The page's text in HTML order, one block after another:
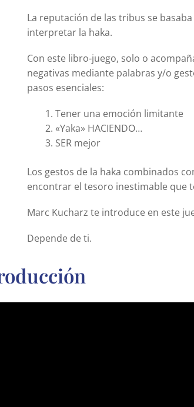
La reputación de las tribus se
interpretar la haka.
Con este libro-juego, solo o
negativas mediante palabras y/o
pasos esenciales:
Tener una emoción limitante
«Yaka» HACIENDO…
SER mejor
Los gestos de la haka combinados
encontrar el tesoro inestimable que
Marc Kucharz te introduce en este
Depende de ti.